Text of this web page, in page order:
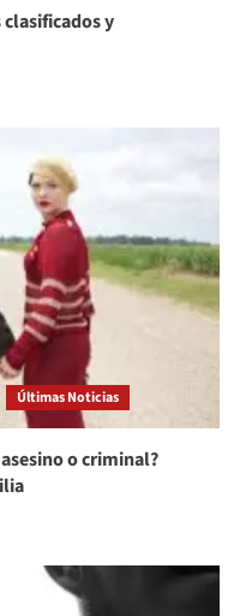
clasificados y
Últimas Noticias
o criminal?